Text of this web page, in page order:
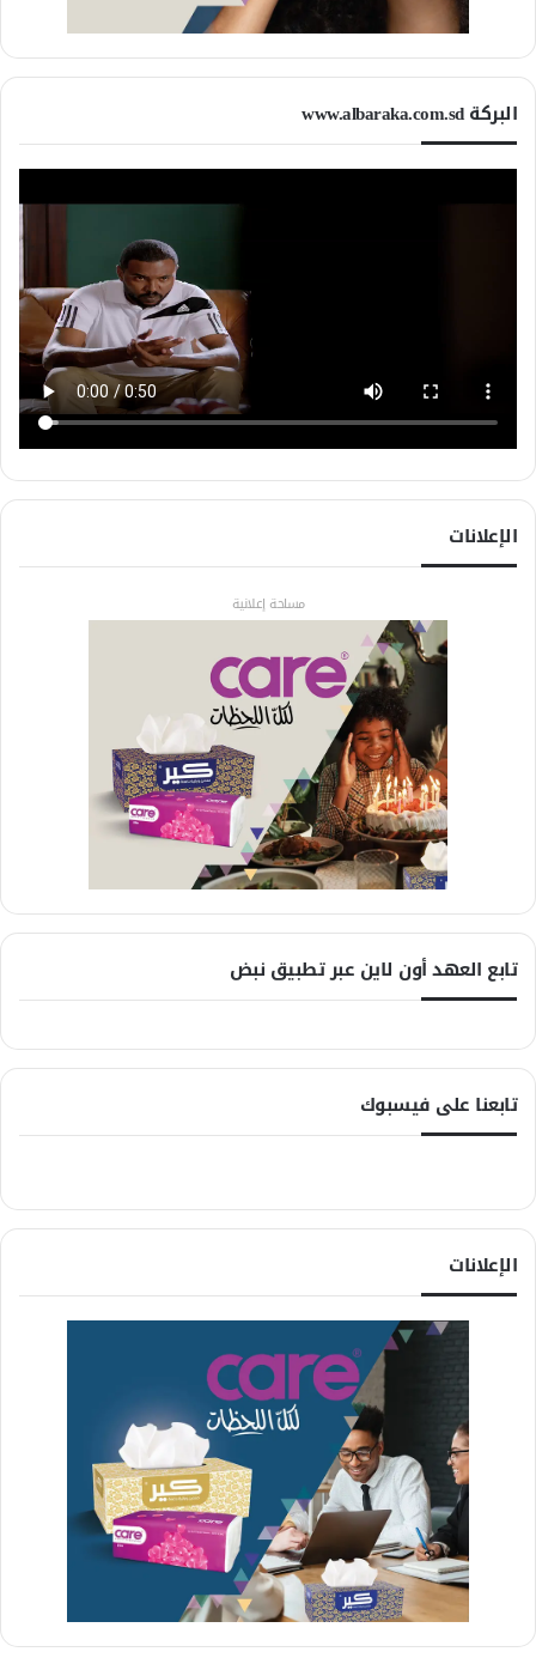
البركة www.albaraka.com.sd
الإعلانات
مساحة إعلانية
تابع العهد أون لاين عبر تطبيق نبض
تابعنا على فيسبوك
الإعلانات